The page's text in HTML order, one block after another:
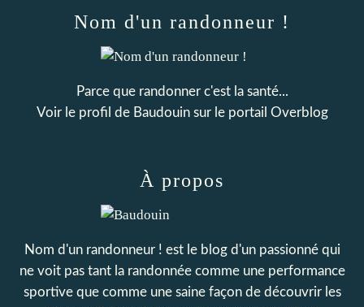
Nom d'un randonneur !
Parce que randonner c'est la santé...
Voir le profil de Baudouinsur le portail Overblog
À propos
Nom d'un randonneur ! est le blog d'un passionné qui
ne voit pas tant la randonnée comme une performance
sportive que comme une saine façon de découvrir les